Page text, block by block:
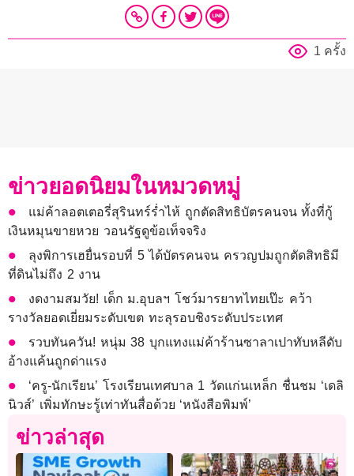
1 ครั้ง
ข่าวยอดนิยมในหมวดหมู่
แม่ค้าลอตเตอรี่สุรินทร์ร่ำไห้ ถูกตัดสิทธิบัตรคนจน ทั้งที่กู้
เงินหมุนขายหวย วอนรัฐดูข้อเท็จจริง
ลุงพิการเฮยื่นรอบที่ 5 ได้บัตรคนจน ครวญปมถูกตัดสิทธิมี
ที่ดินไม่ถึง 2 งาน
งดงามสมวัย! เด็ก ม.อุบลฯ โชว์มารยาทไทยเป๊ะ คว้า
รางวัลยอดเยี่ยมระดับเขต ทะลุรอบชิงระดับประเทศ
รวบทันควัน! หนุ่ม 38 บุกแทงแม่ค้าร้านซาลาเปาทับหลีดับ
อ้างแค้นถูกด่าแรง
‘ครู-นักเรียน’ โรงเรียนเทศบาล 1 วัดแก่นเหล็ก ชื่นชม ‘เดลิ
นิวส์’ เพิ่มทักษะรู้เท่าทันสื่อด้วย ‘หนังสือพิมพ์’
ข่าวล่าสุด